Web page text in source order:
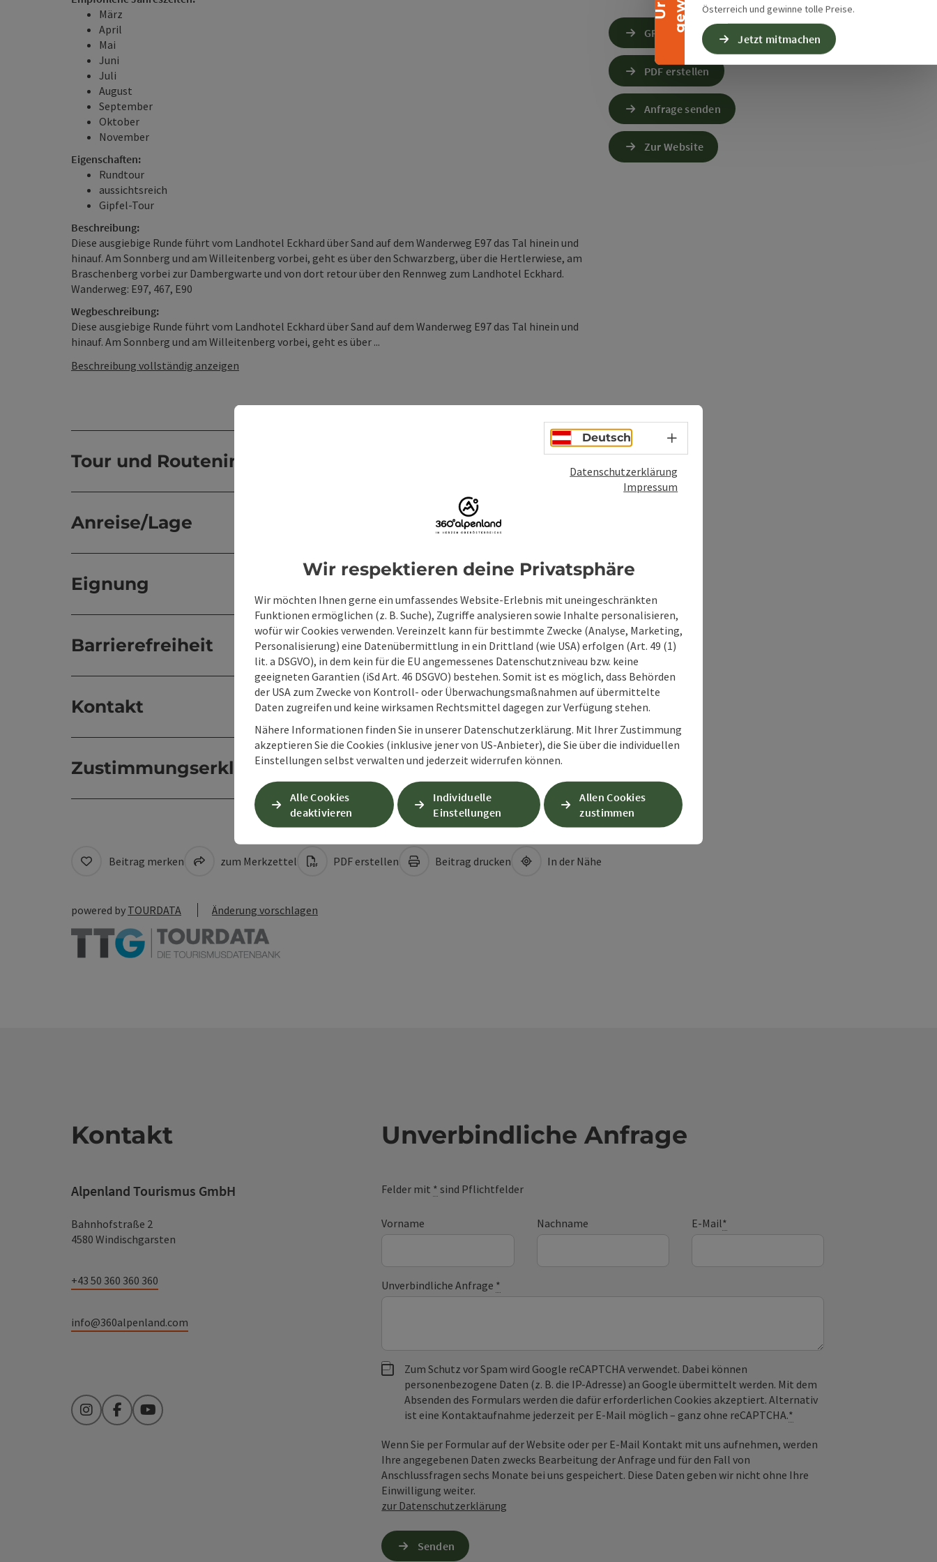
Österreich und gewinne tolle Preise.
Jetzt mitmachen
März
April
Mai
Juni
Juli
August
September
Oktober
November
Eigenschaften:
Rundtour
aussichtsreich
Gipfel-Tour
Beschreibung:
Diese ausgiebige Runde führt vom Landhotel Eckhard über Sand auf dem Wanderweg E97 das Tal hinein und
hinauf. Am Sonnberg und am Willeitenberg vorbei, geht es über den Schwarzberg, über die Hertlerwiese, am
Braschenberg vorbei zur Dambergwarte und von dort retour über den Rennweg zum Landhotel Eckhard.
Wanderweg: E97, 467, E90
Wegbeschreibung:
Diese ausgiebige Runde führt vom Landhotel Eckhard über Sand auf dem Wanderweg E97 das Tal hinein und
hinauf. Am Sonnberg und am Willeitenberg vorbei, geht es über ...
Beschreibung vollständig anzeigen
Tour und Routeninformationen
Anreise/Lage
Eignung
Barrierefreiheit
Kontakt
Zustimmungserklärung
GPS Daten downloaden
PDF erstellen
Anfrage senden
Zur Website
Beitrag merken zum Merkzettel PDF erstellen Beitrag drucken In der Nähe
powered by TOURDATA Änderung vorschlagen
Kontakt
Alpenland Tourismus GmbH
Bahnhofstraße 2
4580 Windischgarsten
+43 50 360 360 360
info@360alpenland.com
InstagramFacebookYouTube
Unverbindliche Anfrage
Felder mit * sind Pflichtfelder
Vorname Nachname E-Mail*
Unverbindliche Anfrage *
Zum Schutz vor Spam wird Google reCAPTCHA verwendet. Dabei können
personenbezogene Daten (z. B. die IP-Adresse) an Google übermittelt werden. Mit dem
Absenden des Formulars werden die dafür erforderlichen Cookies akzeptiert. Alternativ
ist eine Kontaktaufnahme jederzeit per E-Mail möglich – ganz ohne reCAPTCHA.*
Wenn Sie per Formular auf der Website oder per E-Mail Kontakt mit uns aufnehmen, werden
Ihre angegebenen Daten zwecks Bearbeitung der Anfrage und für den Fall von
Anschlussfragen sechs Monate bei uns gespeichert. Diese Daten geben wir nicht ohne Ihre
Einwilligung weiter.
zur Datenschutzerklärung
Senden
Deutsch Sprachwahl - Menü öffnen
Datenschutzerklärung
Impressum
Wir respektieren deine Privatsphäre
Wir möchten Ihnen gerne ein umfassendes Website-Erlebnis mit uneingeschränkten
Funktionen ermöglichen (z. B. Suche), Zugriffe analysieren sowie Inhalte personalisieren,
wofür wir Cookies verwenden. Vereinzelt kann für bestimmte Zwecke (Analyse, Marketing,
Personalisierung) eine Datenübermittlung in ein Drittland (wie USA) erfolgen (Art. 49 (1)
lit. a DSGVO), in dem kein für die EU angemessenes Datenschutzniveau bzw. keine
geeigneten Garantien (iSd Art. 46 DSGVO) bestehen. Somit ist es möglich, dass Behörden
der USA zum Zwecke von Kontroll- oder Überwachungsmaßnahmen auf übermittelte
Daten zugreifen und keine wirksamen Rechtsmittel dagegen zur Verfügung stehen.
Nähere Informationen finden Sie in unserer Datenschutzerklärung. Mit Ihrer Zustimmung
akzeptieren Sie die Cookies (inklusive jener von US-Anbieter), die Sie über die individuellen
Einstellungen selbst verwalten und jederzeit widerrufen können.
Alle Cookies
deaktivieren
Individuelle
Einstellungen
Allen Cookies
zustimmen